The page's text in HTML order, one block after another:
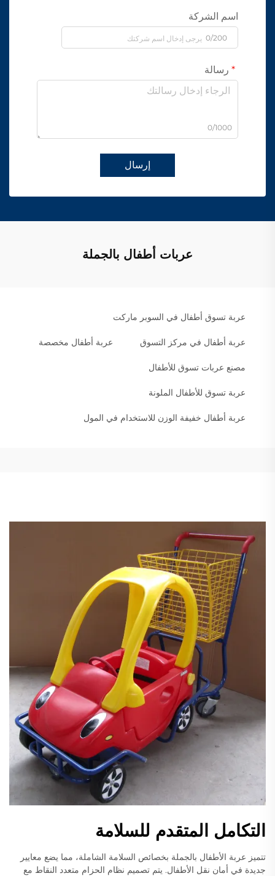
اسم الشركة
0/200
رسالة
0/1000
إرسال
عربات أطفال بالجملة
عربة تسوق أطفال في السوبر ماركت
عربة أطفال في مركز التسوق عربة أطفال مخصصة
مصنع عربات تسوق للأطفال
عربة تسوق للأطفال الملونة
عربة أطفال خفيفة الوزن للاستخدام في المول
التكامل المتقدم للسلامة
تتميز عربة الأطفال بالجملة بخصائص السلامة الشاملة، مما يضع معايير
جديدة في أمان نقل الأطفال. يتم تصميم نظام الحزام متعدد النقاط مع